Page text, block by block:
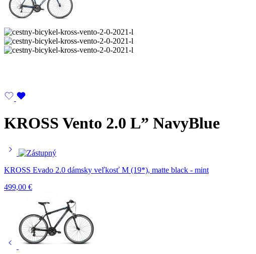
KROSS Vento 2.0 L” NavyBlue
KROSS Evado 2.0 dámsky veľkosť M (19*), matte black - mint
499,00 €